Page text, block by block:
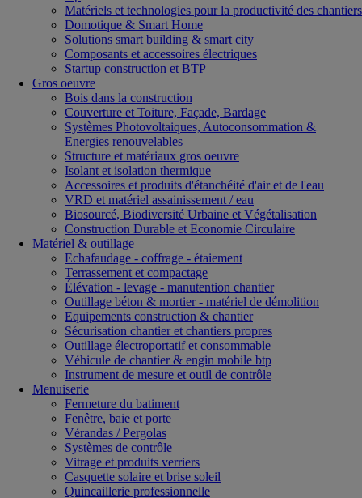
Matériels et technologies pour la productivité des chantiers
Domotique & Smart Home
Solutions smart building & smart city
Composants et accessoires électriques
Startup construction et BTP
Gros oeuvre
Bois dans la construction
Couverture et Toiture, Façade, Bardage
Systèmes Photovoltaiques, Autoconsommation &
Energies renouvelables
Structure et matériaux gros oeuvre
Isolant et isolation thermique
Accessoires et produits d'étanchéité d'air et de l'eau
VRD et matériel assainissement / eau
Biosourcé, Biodiversité Urbaine et Végétalisation
Construction Durable et Economie Circulaire
Matériel & outillage
Echafaudage - coffrage - étaiement
Terrassement et compactage
Élévation - levage - manutention chantier
Outillage béton & mortier - matériel de démolition
Equipements construction & chantier
Sécurisation chantier et chantiers propres
Outillage électroportatif et consommable
Véhicule de chantier & engin mobile btp
Instrument de mesure et outil de contrôle
Menuiserie
Fermeture du batiment
Fenêtre, baie et porte
Vérandas / Pergolas
Systèmes de contrôle
Vitrage et produits verriers
Casquette solaire et brise soleil
Quincaillerie professionnelle